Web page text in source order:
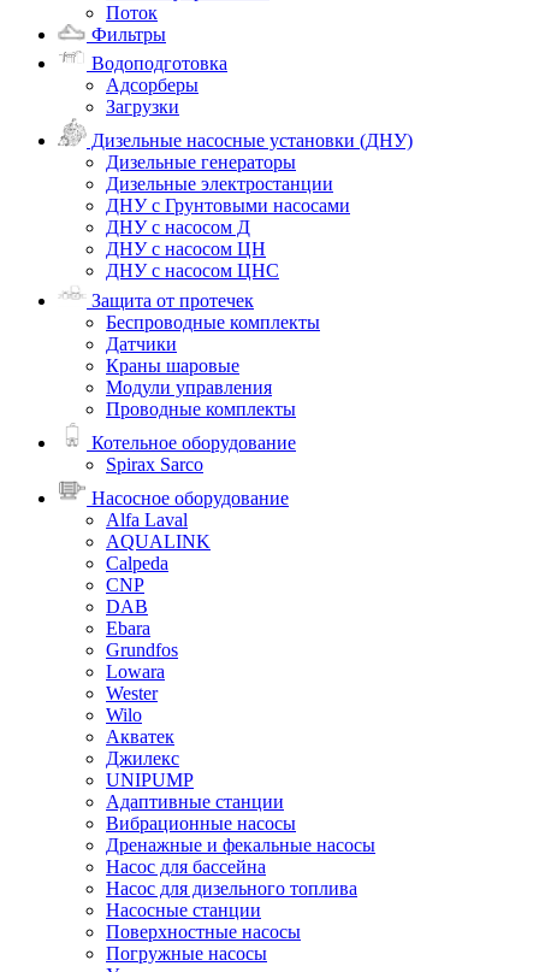
Поток
Фильтры
Водоподготовка
Адсорберы
Загрузки
Дизельные насосные установки (ДНУ)
Дизельные генераторы
Дизельные электростанции
ДНУ с Грунтовыми насосами
ДНУ с насосом Д
ДНУ с насосом ЦН
ДНУ с насосом ЦНС
Защита от протечек
Беспроводные комплекты
Датчики
Краны шаровые
Модули управления
Проводные комплекты
Котельное оборудование
Spirax Sarco
Насосное оборудование
Alfa Laval
AQUALINK
Calpeda
CNP
DAB
Ebara
Grundfos
Lowara
Wester
Wilo
Акватек
Джилекс
UNIPUMP
Адаптивные станции
Вибрационные насосы
Дренажные и фекальные насосы
Насос для бассейна
Насос для дизельного топлива
Насосные станции
Поверхностные насосы
Погружные насосы